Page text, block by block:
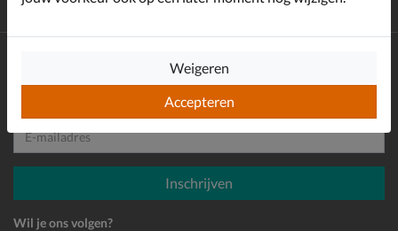
Schrijf je in voor de Shoemixx nieuwsbrief en ontvang €10,-
E-mailadres
Inschrijven
Wil je ons volgen?
Accepteren
Weigeren